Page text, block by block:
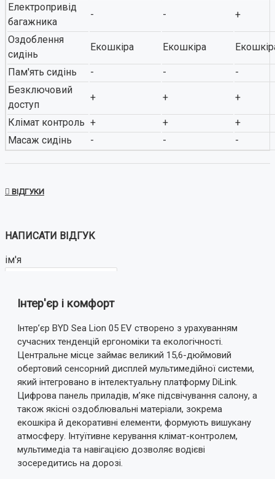
Електропривід
багажника
- - +
Оздоблення
сидінь
Екошкіра Екошкіра
Пам'ять сидінь - -
-
Безключовий
доступ
+ + +
Клімат контроль + +
+
Масаж сидінь
- - -
ВІДГУКИ
НАПИСАТИ ВІДГУК
ім'я
Ваш відгук:
Примітка: HTML розмітка не підтримується!
Використовуйте звичайний текст.
Оцінка
Погано
Добре
Інтер'єр і комфорт
Інтер’єр BYD Sea Lion 05 EV створено з урахуванням
сучасних тенденцій ергономіки та екологічності.
Центральне місце займає великий 15,6-дюймовий
обертовий сенсорний дисплей мультимедійної системи,
який інтегровано в інтелектуальну платформу DiLink.
Цифрова панель приладів, м’яке підсвічування салону, а
також якісні оздоблювальні матеріали, зокрема
екошкіра й декоративні елементи, формують вишукану
атмосферу. Інтуїтивне керування клімат-контролем,
мультимедіа та навігацією дозволяє водієві
зосередитись на дорозі.